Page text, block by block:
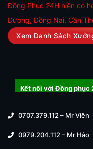
Đồng Phục 24H hiện có
Dương, Đồng Nai, Cần
Xem Danh Sách
Kết nối với Đồng phục
0707.379.112 – Mr Viên
0979.204.112 – Mr Hào